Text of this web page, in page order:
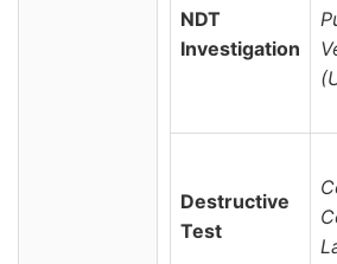
NDT
Investigation
Destructive
Test